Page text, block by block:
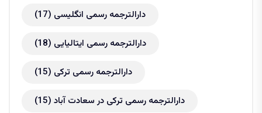
دارالترجمه رسمی انگلیسی (17)
دارالترجمه رسمی ایتالیایی (18)
دارالترجمه رسمی ترکی (15)
دارالترجمه رسمی ترکی در سعادت آباد (15)